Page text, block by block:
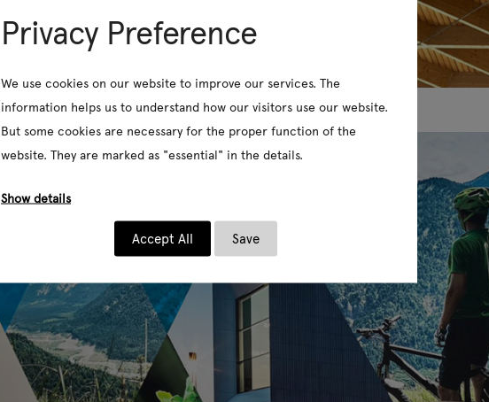
Privacy Preference
We use cookies on our website to improve our services. The
information helps us to understand how our visitors use our website.
But some cookies are necessary for the proper function of the
website. They are marked as "essential" in the details.
Show details
Accept All Save